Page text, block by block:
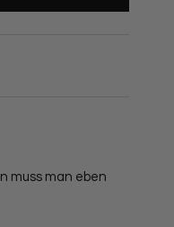
muss man eben